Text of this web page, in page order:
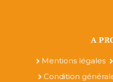
A
Mentions légales
Condition